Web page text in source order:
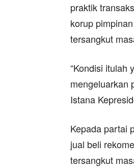
praktik
korup
tersangkut
“Kondisi itulah
mengeluarkan
Istana
Kepada partai
jual beli
tersangkut